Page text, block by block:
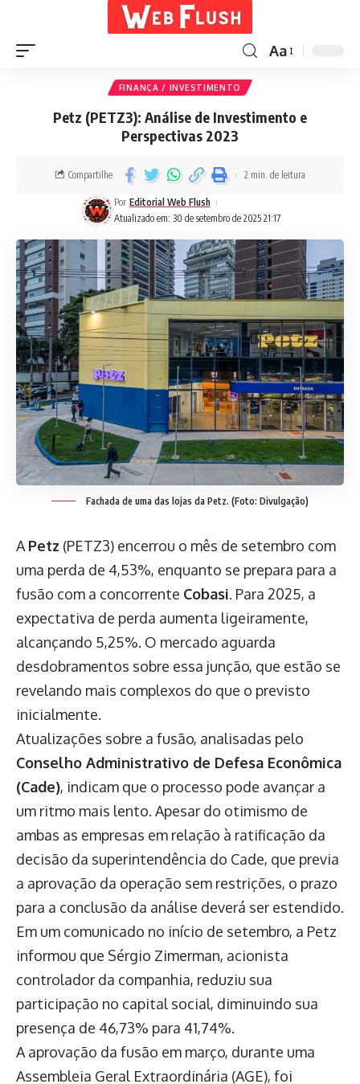
Aa
FINANÇA / INVESTIMENTO
Petz (PETZ3): Análise de Investimento e
Perspectivas 2023
Atualizado em: 30 de setembro de 2025 21:17
Por Editorial Web Flush
Compartilhe 2 min. de leitura
Fachada de uma das lojas da Petz. (Foto: Divulgação)
A Petz (PETZ3) encerrou o mês de setembro com
uma perda de 4,53%, enquanto se prepara para a
fusão com a concorrente Cobasi. Para 2025, a
expectativa de perda aumenta ligeiramente,
alcançando 5,25%. O mercado aguarda
desdobramentos sobre essa junção, que estão se
revelando mais complexos do que o previsto
inicialmente.
Atualizações sobre a fusão, analisadas pelo
Conselho Administrativo de Defesa Econômica
(Cade), indicam que o processo pode avançar a
um ritmo mais lento. Apesar do otimismo de
ambas as empresas em relação à ratificação da
decisão da superintendência do Cade, que previa
a aprovação da operação sem restrições, o prazo
para a conclusão da análise deverá ser estendido.
Em um comunicado no início de setembro, a Petz
informou que Sérgio Zimerman, acionista
controlador da companhia, reduziu sua
participação no capital social, diminuindo sua
presença de 46,73% para 41,74%.
A aprovação da fusão em março, durante uma
Assembleia Geral Extraordinária (AGE), foi